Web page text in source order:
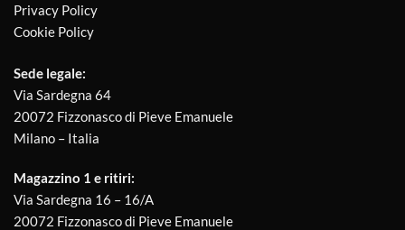
Privacy Policy
Cookie Policy
Sede legale:
Via Sardegna 64
20072 Fizzonasco di Pieve Emanuele
Milano – Italia
Magazzino 1 e ritiri:
Via Sardegna 16 – 16/A
20072 Fizzonasco di Pieve Emanuele